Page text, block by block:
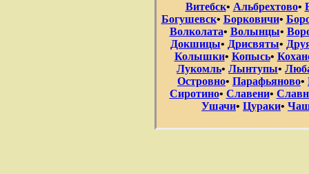
Витебск• Альбрехтово•
Богушевск• Борковичи•
Волколата• Волынцы•
Докшицы• Дрисвяты•
Колышки• Копысь•
Лукомль• Лынтупы•
Островно• Парафьяново•
Сиротино• Славени•
Ушачи• Цураки•